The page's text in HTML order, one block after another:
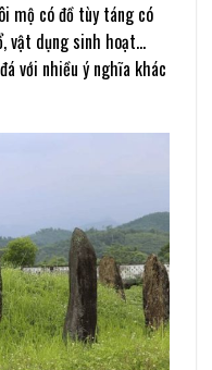
mộ có đồ tùy táng có
vật dụng sinh hoạt…
với nhiều ý nghĩa khác